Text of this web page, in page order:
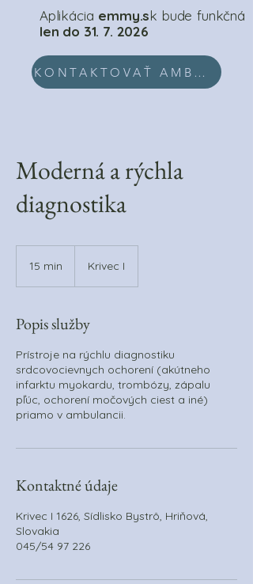
Aplikácia emmy.sk bude funkčná
len do 31. 7. 2026
KONTAKTOVAŤ AMBULANCIU EMMY.SK
Moderná a rýchla
diagnostika
15 min
n
Krivec I
Popis služby
Prístroje na rýchlu diagnostiku
srdcovocievnych ochorení (akútneho
infarktu myokardu, trombózy, zápalu
pľúc, ochorení močových ciest a iné)
priamo v ambulancii.
Kontaktné údaje
Krivec I 1626, Sídlisko Bystrô, Hriňová,
Slovakia
045/54 97 226